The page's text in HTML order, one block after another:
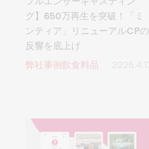
グ】650万再生を突破！「ミ
ンティア」リニューアルCPの
反響を底上げ
弊社事例飲食料品